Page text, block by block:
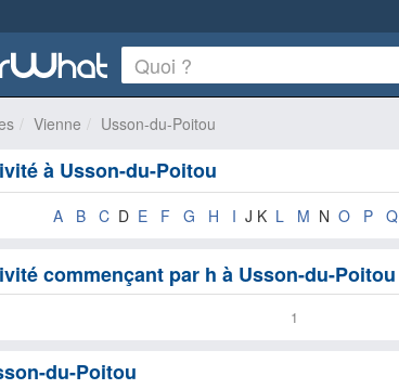
Vienne Usson-du-Poitou
à Usson-du-Poitou
A B C D E F G H I J K L M N O P Q
commençant par h à Usson-du-Poitou
1
du-Poitou